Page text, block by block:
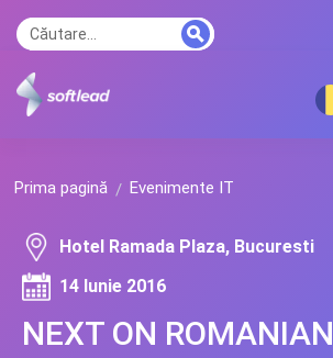
Prima pagină Evenimente IT
NEXT ON ROMANIAN
Hotel Ramada Plaza, Bucuresti
14 Iunie 2016